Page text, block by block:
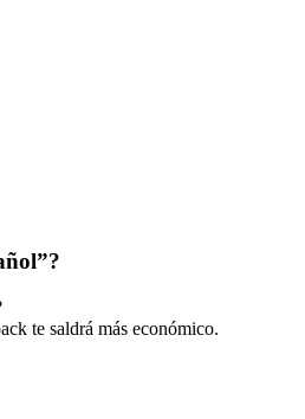
te saldrá más económico.